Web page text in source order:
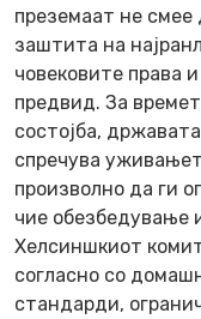
преземаат не смее
заштита на
човековите права
предвид. За
состојба,
спречува
произволно да ги
чие обезбедување
Хелсиншкиот
согласно со
стандарди,